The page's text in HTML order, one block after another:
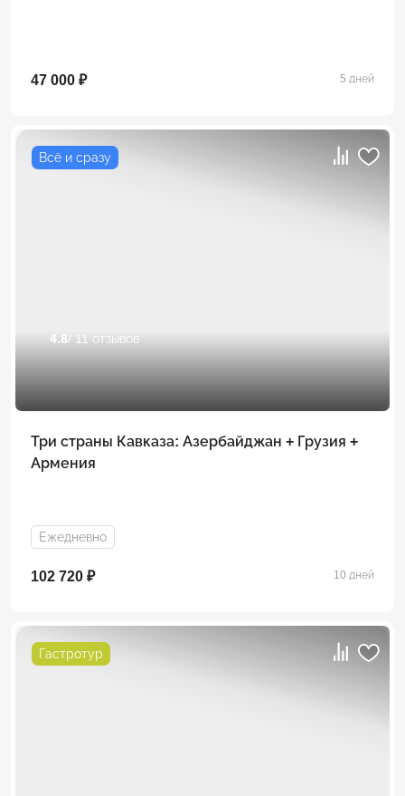
47 000 ₽ 5 дней
Всё и сразу
4.8/ 11 отзывов
Три страны Кавказа: Азербайджан + Грузия +
Армения
Ежедневно
102 720 ₽ 10 дней
Гастротур